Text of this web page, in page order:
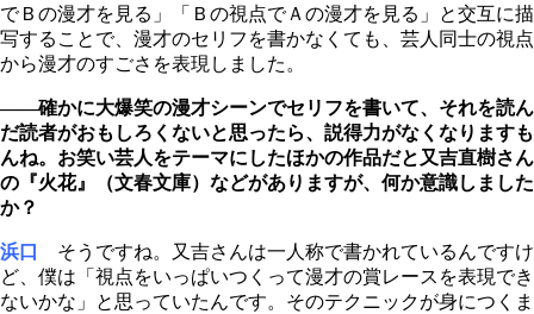
でＢの漫才を見る」「Ｂの視点でＡの漫才を見る」と交互に描
写することで、漫才のセリフを書かなくても、芸人同士の視点
から漫才のすごさを表現しました。
――確かに大爆笑の漫才シーンでセリフを書いて、それを読ん
だ読者がおもしろくないと思ったら、説得力がなくなりますも
んね。お笑い芸人をテーマにしたほかの作品だと又吉直樹さん
の『火花』（文春文庫）などがありますが、何か意識しました
か？
浜口
そうですね。又吉さんは一人称で書かれているんですけ
ど、僕は「視点をいっぱいつくって漫才の賞レースを表現でき
ないかな」と思っていたんです。そのテクニックが身につくま